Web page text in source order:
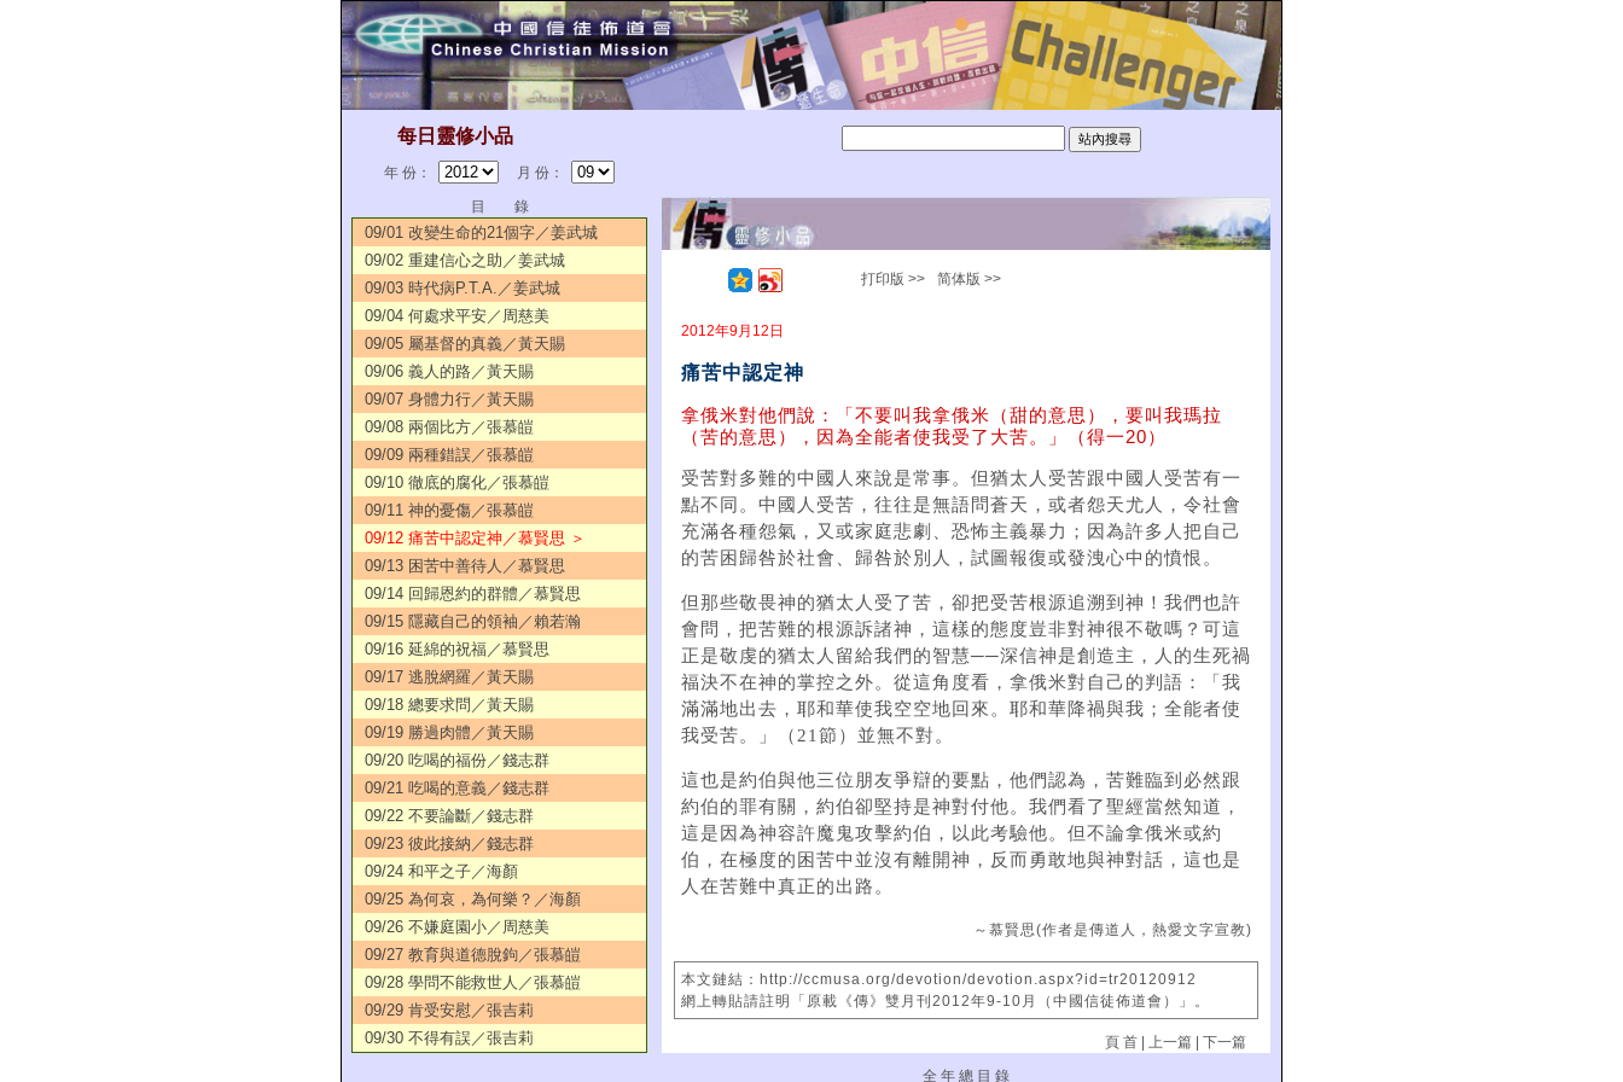
每日靈修小品
年 份：
月 份：
目 錄
09/01 改變生命的21個字／姜武城
09/02 重建信心之助／姜武城
09/03 時代病P.T.A.／姜武城
09/04 何處求平安／周慈美
09/05 屬基督的真義／黃天賜
09/06 義人的路／黃天賜
09/07 身體力行／黃天賜
09/08 兩個比方／張慕皚
09/09 兩種錯誤／張慕皚
09/10 徹底的腐化／張慕皚
09/11 神的憂傷／張慕皚
09/12 痛苦中認定神／慕賢思 ＞
09/13 困苦中善待人／慕賢思
09/14 回歸恩約的群體／慕賢思
09/15 隱藏自己的領袖／賴若瀚
09/16 延綿的祝福／慕賢思
09/17 逃脫網羅／黃天賜
09/18 總要求問／黃天賜
09/19 勝過肉體／黃天賜
09/20 吃喝的福份／錢志群
09/21 吃喝的意義／錢志群
09/22 不要論斷／錢志群
09/23 彼此接納／錢志群
09/24 和平之子／海顏
09/25 為何哀，為何樂？／海顏
09/26 不嫌庭園小／周慈美
09/27 教育與道德脫鉤／張慕皚
09/28 學問不能救世人／張慕皚
09/29 肯受安慰／張吉莉
09/30 不得有誤／張吉莉
打印版 >> 简体版 >>
2012年9月12日
痛苦中認定神
拿俄米對他們說：「不要叫我拿俄米（甜的意思），要叫我瑪拉
（苦的意思），因為全能者使我受了大苦。」（得一20）
受苦對多難的中國人來說是常事。但猶太人受苦跟中國人受苦有一
點不同。中國人受苦，往往是無語問蒼天，或者怨天尤人，令社會
充滿各種怨氣，又或家庭悲劇、恐怖主義暴力；因為許多人把自己
的苦困歸咎於社會、歸咎於別人，試圖報復或發洩心中的憤恨。
但那些敬畏神的猶太人受了苦，卻把受苦根源追溯到神！我們也許
會問，把苦難的根源訴諸神，這樣的態度豈非對神很不敬嗎？可這
正是敬虔的猶太人留給我們的智慧──深信神是創造主，人的生死禍
福決不在神的掌控之外。從這角度看，拿俄米對自己的判語：「我
滿滿地出去，耶和華使我空空地回來。耶和華降禍與我；全能者使
我受苦。」（21節）並無不對。
這也是約伯與他三位朋友爭辯的要點，他們認為，苦難臨到必然跟
約伯的罪有關，約伯卻堅持是神對付他。我們看了聖經當然知道，
這是因為神容許魔鬼攻擊約伯，以此考驗他。但不論拿俄米或約
伯，在極度的困苦中並沒有離開神，反而勇敢地與神對話，這也是
人在苦難中真正的出路。
～慕賢思(作者是傳道人，熱愛文字宣教)
本文鏈結：http://ccmusa.org/devotion/devotion.aspx?id=tr20120912
網上轉貼請註明「原載《傳》雙月刊2012年9-10月（中國信徒佈道會）」。
頁 首 |上一篇 |下一篇
全 年 總 目 錄